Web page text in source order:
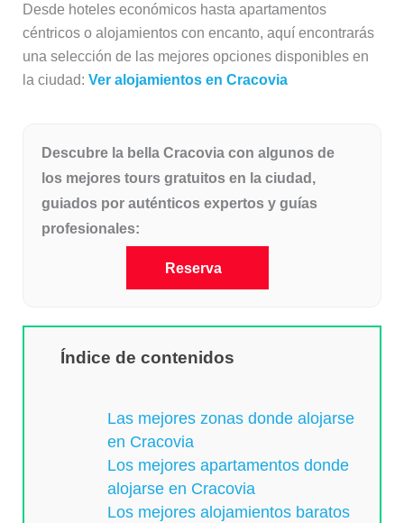
Desde hoteles económicos hasta apartamentos
céntricos o alojamientos con encanto, aquí encontrarás
una selección de las mejores opciones disponibles en
la ciudad: Ver alojamientos en Cracovia
Descubre la bella Cracovia con algunos de
los mejores tours gratuitos en la ciudad,
guiados por auténticos expertos y guías
profesionales:
Reserva
Índice de contenidos
Las mejores zonas donde alojarse
en Cracovia
Los mejores apartamentos donde
alojarse en Cracovia
Los mejores alojamientos baratos